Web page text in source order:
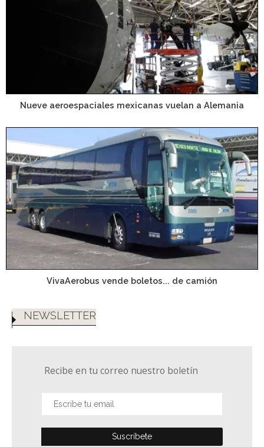
Nueve aeroespaciales mexicanas vuelan a Alemania
VivaAerobus vende boletos... de camión
NEWSLETTER
Recibe en tu correo nuestro boletín